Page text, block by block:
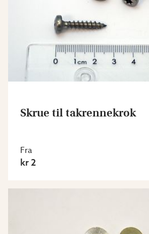
Skrue til takrennekrok
Fra
kr 2